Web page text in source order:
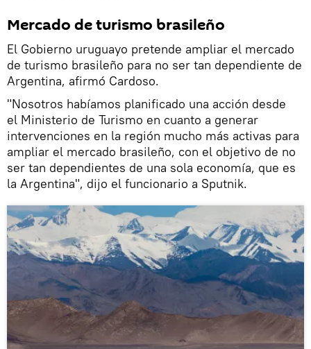
Mercado de turismo brasileño
El Gobierno uruguayo pretende ampliar el mercado
de turismo brasileño para no ser tan dependiente de
Argentina, afirmó Cardoso.
"Nosotros habíamos planificado una acción desde
el Ministerio de Turismo en cuanto a generar
intervenciones en la región mucho más activas para
ampliar el mercado brasileño, con el objetivo de no
ser tan dependientes de una sola economía, que es
la Argentina", dijo el funcionario a Sputnik.